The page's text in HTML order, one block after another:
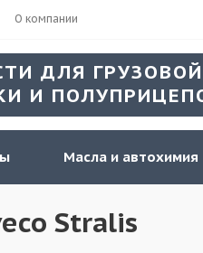
О компании
ДЛЯ ГРУЗОВОЙ
И
Масла и автохимия
Stralis